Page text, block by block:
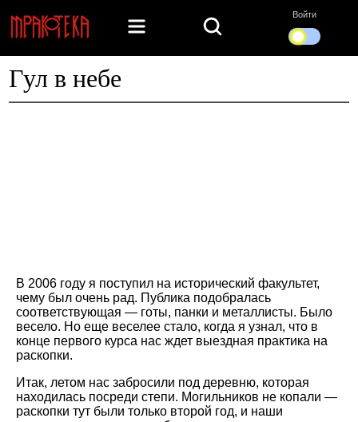
Войти
Гул в небе
В 2006 году я поступил на исторический факультет,
чему был очень рад. Публика подобралась
соответствующая — готы, панки и металлисты. Было
весело. Но еще веселее стало, когда я узнал, что в
конце первого курса нас ждет выездная практика на
раскопки.
Итак, летом нас забросили под деревню, которая
находилась посреди степи. Могильников не копали —
раскопки тут были только второй год, и наши